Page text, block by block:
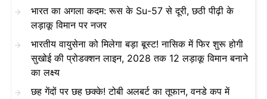
भारत का अगला कदम: रूस के Su-57 से दूरी, छठी पीढ़ी के
लड़ाकू विमान पर नजर
भारतीय वायुसेना को मिलेगा बड़ा बूस्ट! नासिक में फिर शुरू होगी
सुखोई की प्रोडक्शन लाइन, 2028 तक 12 लड़ाकू विमान बनाने
का लक्ष्य
छह गेंदों पर छह छक्के! टोबी अलबर्ट का तूफान, वनडे कप में